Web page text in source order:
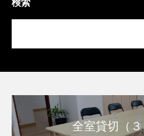
検索
全室貸切（